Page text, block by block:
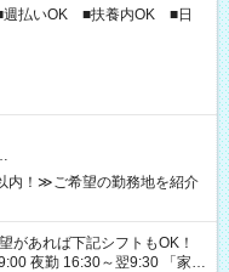
週払いOK ■扶養内OK ■日
内！≫ご希望の勤務地を紹介
勤 16:30～翌9:30 「家族